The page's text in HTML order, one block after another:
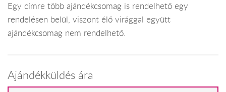
Egy címre több ajándékcsomag is rendelhető egy
rendelésen belül, viszont élő virággal együtt
ajándékcsomag nem rendelhető.
Ajándékküldés ára